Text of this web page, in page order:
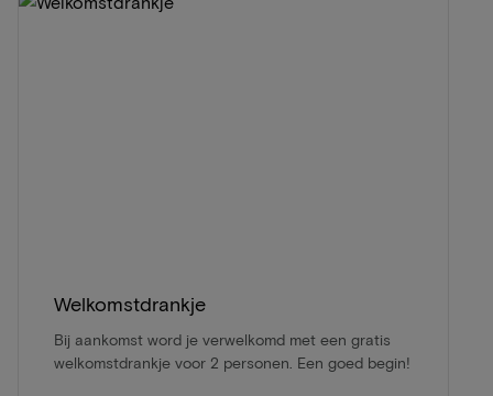
Welkomstdrankje
Bij aankomst word je verwelkomd met een gratis
welkomstdrankje voor 2 personen. Een goed begin!